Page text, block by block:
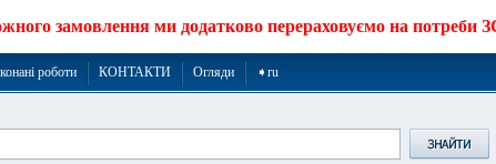
замовлення ми додатково перераховуємо на потреби
роботи КОНТАКТИ Огляди ➧ru